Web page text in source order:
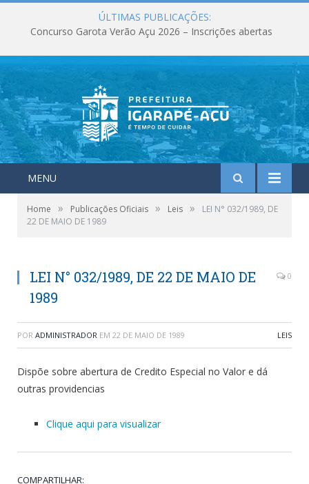
ÚLTIMAS PUBLICAÇÕES:
Concurso Garota Verão Açu 2026 – Inscrições abertas
MENU
Home » Publicações Oficiais » Leis »
LEI N° 032/1989, DE
22 DE MAIO DE 1989
LEI N° 032/1989, DE 22 DE MAIO DE
1989
0
POR ADMINISTRADOR EM 22 DE MAIO DE 1989 LEIS
Dispõe sobre abertura de Credito Especial no Valor e dá
outras providencias
Clique aqui para visualizar
COMPARTILHAR: